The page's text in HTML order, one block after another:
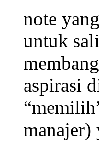
note
untuk
aspirasi
manajer)